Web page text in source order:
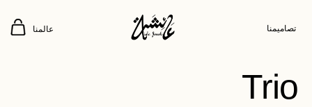
تصاميمنا عالمنا
Trio